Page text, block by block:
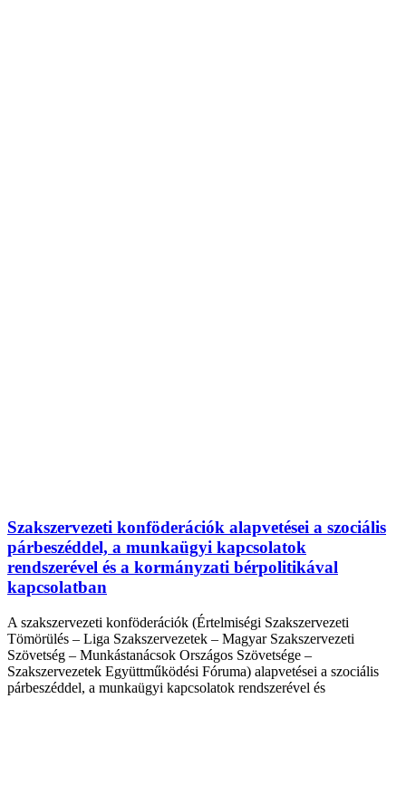
Szakszervezeti konföderációk alapvetései a szociális
párbeszéddel, a munkaügyi kapcsolatok
rendszerével és a kormányzati bérpolitikával
kapcsolatban
A szakszervezeti konföderációk (Értelmiségi Szakszervezeti
Tömörülés – Liga Szakszervezetek – Magyar Szakszervezeti
Szövetség – Munkástanácsok Országos Szövetsége –
Szakszervezetek Együttműködési Fóruma) alapvetései a szociális
párbeszéddel, a munkaügyi kapcsolatok rendszerével és